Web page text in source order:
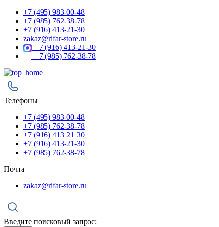
+7 (495) 983-00-48
+7 (985) 762-38-78
+7 (916) 413-21-30
zakaz@rifar-store.ru
+7 (916) 413-21-30
+7 (985) 762-38-78
Телефоны
+7 (495) 983-00-48
+7 (985) 762-38-78
+7 (916) 413-21-30
+7 (916) 413-21-30
+7 (985) 762-38-78
Почта
zakaz@rifar-store.ru
Введите поисковый запрос: